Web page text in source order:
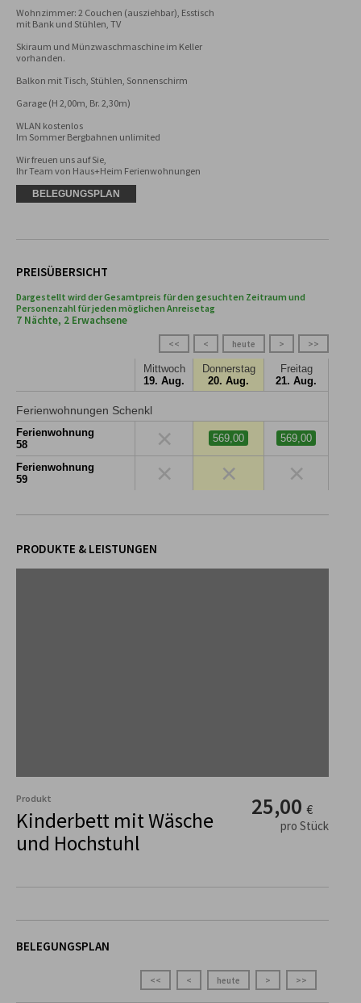
Wohnzimmer: 2 Couchen (ausziehbar), Esstisch
mit Bank und Stühlen, TV
Skiraum und Münzwaschmaschine im Keller
vorhanden.
Balkon mit Tisch, Stühlen, Sonnenschirm
Garage (H 2,00m, Br. 2,30m)
WLAN kostenlos
Im Sommer Bergbahnen unlimited
Wir freuen uns auf Sie,
Ihr Team von Haus+Heim Ferienwohnungen
BELEGUNGSPLAN
PREISÜBERSICHT
Dargestellt wird der Gesamtpreis für den gesuchten Zeitraum und
Personenzahl für jeden möglichen Anreisetag
7 Nächte, 2 Erwachsene
>>
>
heute
<
<<
Mittwoch
19. Aug.
Donnerstag
20. Aug.
Freitag
21. Aug.
Ferienwohnungen Schenkl
Ferienwohnung
58
× 569,00 569,00
Ferienwohnung
59
× × ×
PRODUKTE & LEISTUNGEN
Produkt
Kinderbett mit Wäsche
und Hochstuhl
25,00 €
pro Stück
BELEGUNGSPLAN
<< < heute > >>